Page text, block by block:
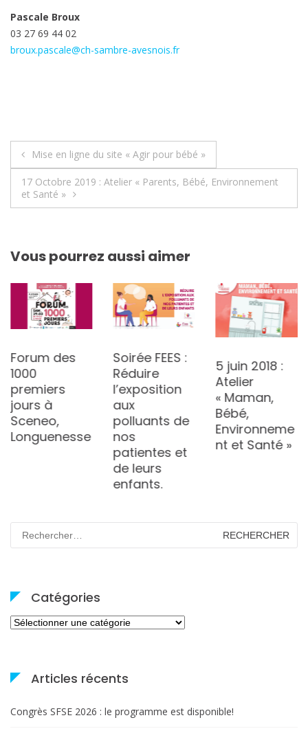
Pascale Broux
03 27 69 44 02
broux.pascale@ch-sambre-avesnois.fr
Navigation
de
l’article
Mise en ligne du site « Agir pour bébé »
17 Octobre 2019 : Atelier « Parents, Bébé, Environnement
et Santé »
Vous pourrez aussi aimer
Forum des
1000
premiers
jours à
Sceneo,
Longuenesse
Soirée FEES :
Réduire
l’exposition
aux
polluants de
nos
patientes et
de leurs
enfants.
5 juin 2018 :
Atelier
« Maman,
Bébé,
Environneme
nt et Santé »
Catégories
Catégories
Articles récents
Congrès SFSE 2026 : le programme est disponible!